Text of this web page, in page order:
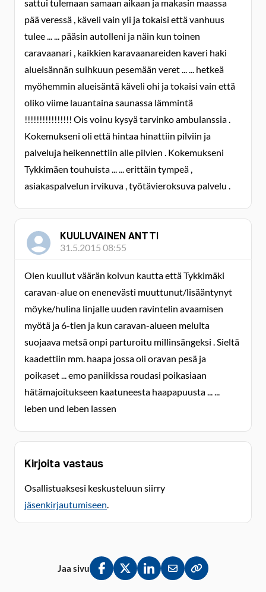
sattui tulemaan samaan aikaan ja makasin maassa
pää veressä , käveli vain yli ja tokaisi että vanhuus
tulee ... ... pääsin autolleni ja näin kun toinen
caravaanari , kaikkien karavaanareiden kaveri haki
alueisännän suihkuun pesemään veret ... ... hetkeä
myöhemmin alueisäntä käveli ohi ja tokaisi vain että
oliko viime lauantaina saunassa lämmintä
!!!!!!!!!!!!!!!! Ois voinu kysyä tarvinko ambulanssia .
Kokemukseni oli että hintaa hinattiin pilviin ja
palveluja heikennettiin alle pilvien . Kokemukseni
Tykkimäen touhuista ... ... erittäin tympeä ,
asiakaspalvelun irvikuva , työtävieroksuva palvelu .
KUULUVAINEN ANTTI
31.5.2015 08:55
Olen kuullut väärän koivun kautta että Tykkimäki
caravan-alue on enenevästi muuttunut/lisääntynyt
möyke/hulina linjalle uuden ravintelin avaamisen
myötä ja 6-tien ja kun caravan-alueen melulta
suojaava metsä onpi parturoitu millinsängeksi . Sieltä
kaadettiin mm. haapa jossa oli oravan pesä ja
poikaset ... emo paniikissa roudasi poikasiaan
hätämajoitukseen kaatuneesta haapapuusta ... ...
leben und leben lassen
Kirjoita vastaus
Osallistuaksesi keskusteluun siirry
jäsenkirjautumiseen.
Jaa sivu
Jaa Facebookissa
Jaa Twitterissä
Jaa LinkedInissä
Jaa sähköpostitse
Kopioi linkki